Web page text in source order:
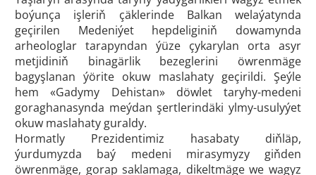
boýunça işleriň çäklerinde Balkan welaýatynda
geçirilen Medeniýet hepdeliginiň dowamynda
arheologlar tarapyndan ýüze çykarylan orta asyr
metjidiniň binagärlik bezeglerini öwrenmäge
bagyşlanan ýörite okuw maslahaty geçirildi. Şeýle
hem «Gadymy Dehistan» döwlet taryhy-medeni
goraghanasynda meýdan şertlerindäki ylmy-usulyýet
okuw maslahaty guraldy.
Hormatly Prezidentimiz hasabaty diňläp,
ýurdumyzda baý medeni mirasymyzy giňden
öwrenmäge, gorap saklamaga, dikeltmäge we wagyz